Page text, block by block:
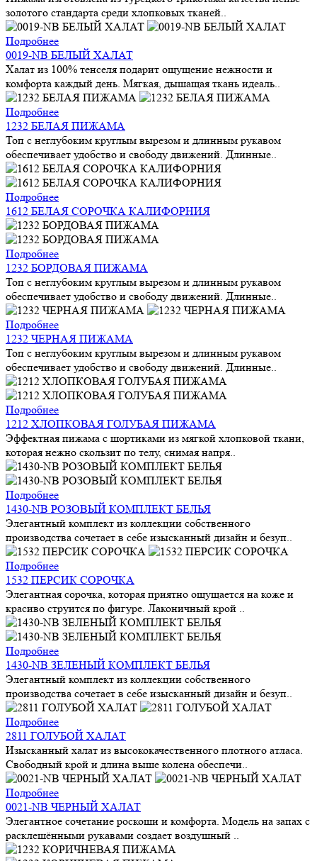
золотого стандарта среди хлопковых тканей..
Подробнее
0019-NB БЕЛЫЙ ХАЛАТ
Халат из 100% тенселя подарит ощущение нежности и
комфорта каждый день. Мягкая, дышащая ткань идеаль..
Подробнее
1232 БЕЛАЯ ПИЖАМА
Топ с неглубоким круглым вырезом и длинным рукавом
обеспечивает удобство и свободу движений. Длинные..
Подробнее
1612 БЕЛАЯ СОРОЧКА КАЛИФОРНИЯ
Подробнее
1232 БОРДОВАЯ ПИЖАМА
Топ с неглубоким круглым вырезом и длинным рукавом
обеспечивает удобство и свободу движений. Длинные..
Подробнее
1232 ЧЕРНАЯ ПИЖАМА
Топ с неглубоким круглым вырезом и длинным рукавом
обеспечивает удобство и свободу движений. Длинные..
Подробнее
1212 ХЛОПКОВАЯ ГОЛУБАЯ ПИЖАМА
Эффектная пижама с шортиками из мягкой хлопковой ткани,
которая нежно скользит по телу, снимая напря..
Подробнее
1430-NB РОЗОВЫЙ КОМПЛЕКТ БЕЛЬЯ
Элегантный комплект из коллекции собственного
производства сочетает в себе изысканный дизайн и безуп..
Подробнее
1532 ПЕРСИК СОРОЧКА
Элегантная сорочка, которая приятно ощущается на коже и
красиво струится по фигуре. Лаконичный крой ..
Подробнее
1430-NB ЗЕЛЕНЫЙ КОМПЛЕКТ БЕЛЬЯ
Элегантный комплект из коллекции собственного
производства сочетает в себе изысканный дизайн и безуп..
Подробнее
2811 ГОЛУБОЙ ХАЛАТ
Изысканный халат из высококачественного плотного атласа.
Свободный крой и длина выше колена обеспечи..
Подробнее
0021-NB ЧЕРНЫЙ ХАЛАТ
Элегантное сочетание роскоши и комфорта. Модель на запах с
расклешёнными рукавами создает воздушный ..